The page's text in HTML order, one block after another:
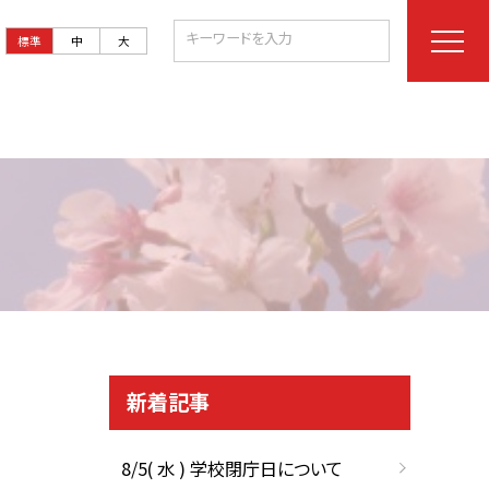
標準 中 大
新着記事
8/5( 水 ) 学校閉庁日について